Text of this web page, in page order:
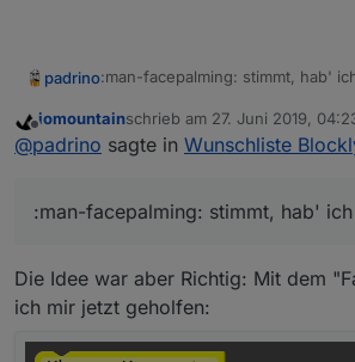
padrino:man-facepalming: stimmt, hab'
Offline
iomountainschrieb am 27. Juni 2019,
zuletzt editiert von
@padrino sagte in Wunschliste
:man-facepalming: stimmt, hab'
Die Idee war aber Richtig: Mit dem
ich mir jetzt geholfen: